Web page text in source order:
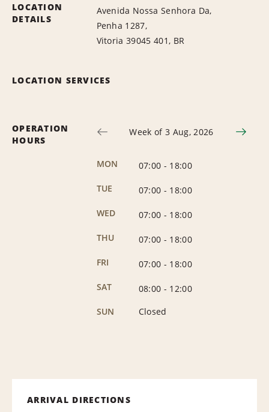
LOCATION
DETAILS
Avenida Nossa Senhora Da,
Penha 1287,
Vitoria 39045 401, BR
LOCATION SERVICES
OPERATION
HOURS
Week of 3 Aug, 2026
MON 07:00 - 18:00
TUE
07:00 - 18:00
WED
07:00 - 18:00
THU
07:00 - 18:00
FRI
07:00 - 18:00
SAT
08:00 - 12:00
SUN
Closed
ARRIVAL DIRECTIONS